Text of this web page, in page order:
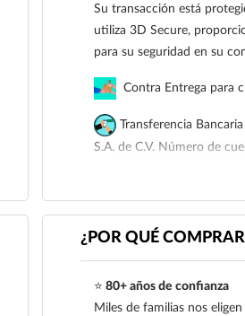
Su transacción está
utiliza 3D Secure,
para su seguridad en su
Contra Entrega para
Transferencia
S.A. de C.V. Número de
Para esta forma de pago
siguiente correo
921 261 8491
¿POR QUÉ
⭐ 80+ años de confianza
Miles de familias nos